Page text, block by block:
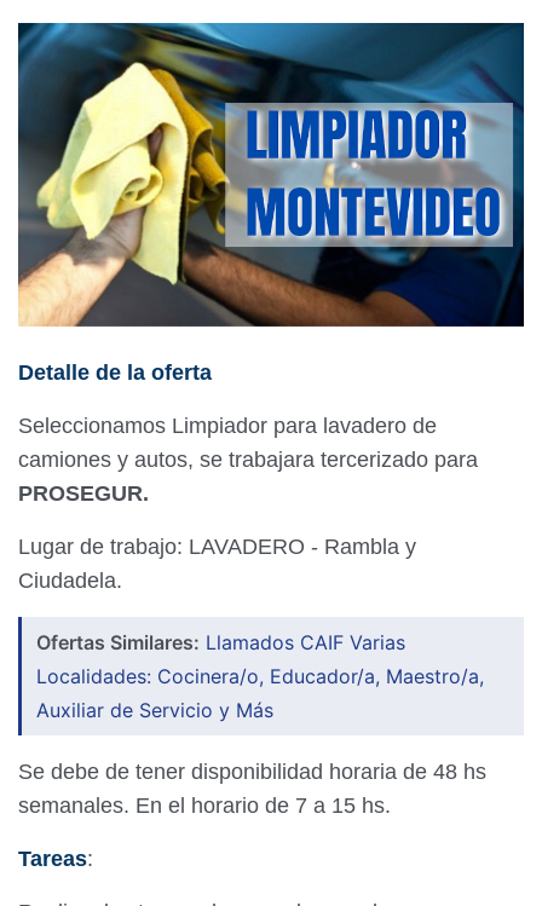
Detalle de la oferta
Seleccionamos Limpiador para lavadero de
camiones y autos, se trabajara tercerizado para
PROSEGUR.
Lugar de trabajo: LAVADERO - Rambla y
Ciudadela.
Ofertas Similares: Llamados CAIF Varias
Localidades: Cocinera/o, Educador/a, Maestro/a,
Auxiliar de Servicio y Más
Se debe de tener disponibilidad horaria de 48 hs
semanales. En el horario de 7 a 15 hs.
Tareas: